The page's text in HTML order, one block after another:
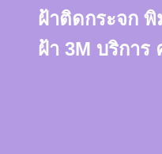
ฝ้าติดกระจก
ฝ้า 3M บริการ